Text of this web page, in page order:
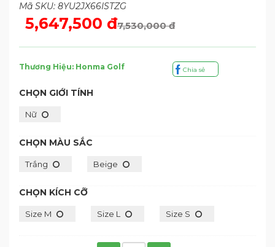
Mã SKU: 8YU2JX66ISTZG
5,647,500 đ7,530,000 đ
Thương Hiệu: Honma Golf Chia sẻ
CHỌN GIỚI TÍNH
Nữ
CHỌN MÀU SẮC
Trắng Beige
CHỌN KÍCH CỠ
Size M Size L Size S